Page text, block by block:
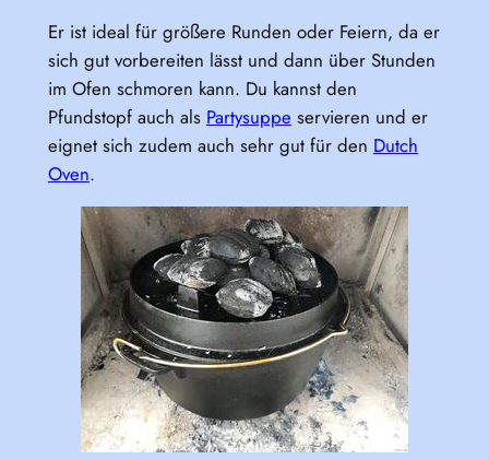
Er ist ideal für größere Runden oder Feiern, da er
sich gut vorbereiten lässt und dann über Stunden
im Ofen schmoren kann. Du kannst den
Pfundstopf auch als Partysuppe servieren und er
eignet sich zudem auch sehr gut für den Dutch
Oven.